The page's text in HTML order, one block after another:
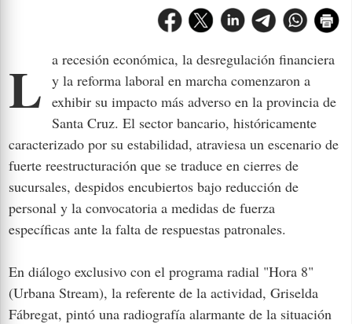
La recesión económica, la desregulación financiera y la reforma laboral en marcha comenzaron a
exhibir su impacto más adverso en la provincia de
Santa Cruz. El sector bancario, históricamente
caracterizado por su estabilidad, atraviesa un escenario de
fuerte reestructuración que se traduce en cierres de
sucursales, despidos encubiertos bajo reducción de
personal y la convocatoria a medidas de fuerza
específicas ante la falta de respuestas patronales.
En diálogo exclusivo con el programa radial "Hora 8"
(Urbana Stream), la referente de la actividad, Griselda
Fábregat, pintó una radiografía alarmante de la situación